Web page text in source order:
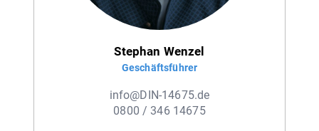
Stephan Wenzel
Geschäftsführer
info@DIN-14675.de
0800 / 346 14675